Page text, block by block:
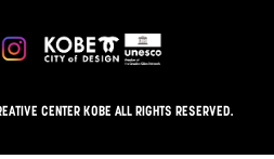
CENTER KOBE ALL RIGHTS RESERVED.